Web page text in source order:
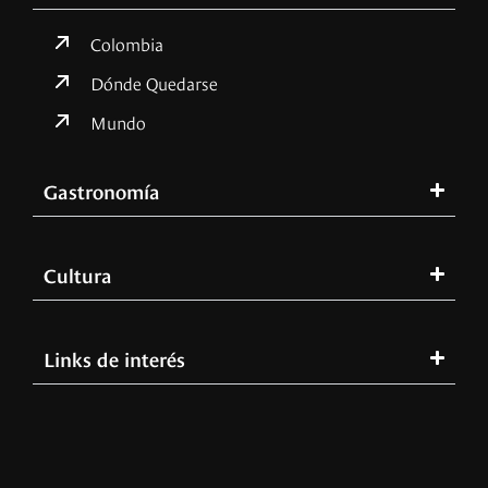
Colombia
Dónde Quedarse
Mundo
Gastronomía
Cultura
Links de interés